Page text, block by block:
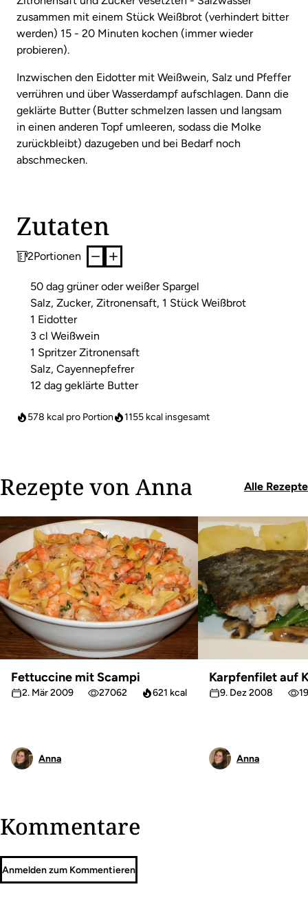
zusammen mit einem Stück Weißbrot (verhindert bitter
werden) 15 - 20 Minuten kochen (immer wieder
probieren).
Inzwischen den Eidotter mit Weißwein, Salz und Pfeffer
verrühren und über Wasserdampf aufschlagen. Dann die
geklärte Butter (Butter schmelzen lassen und langsam
in einen anderen Topf umleeren, sodass die Molke
zurückbleibt) dazugeben und bei Bedarf noch
abschmecken.
Zutaten
2Portionen
50 dag grüner oder weißer Spargel
Salz, Zucker, Zitronensaft, 1 Stück Weißbrot
1 Eidotter
3 cl Weißwein
1 Spritzer Zitronensaft
Salz, Cayennepfefrer
12 dag geklärte Butter
578 kcal pro Portion 1155 kcal insgesamt
Rezepte von Anna Alle Rezepte
Fettuccine mit Scampi
2. Mär 2009 27062 621 kcal
Anna
Karpfenfilet auf
9. Dez 2008
Anna
Kommentare
Anmelden zum Kommentieren